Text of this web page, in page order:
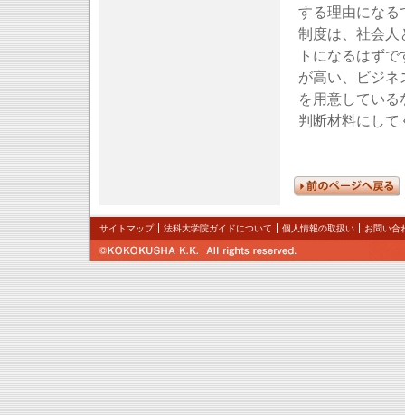
する理由になる
制度は、社会人
トになるはず
が高い、ビジ
を用意してい
判断材料にして
サイトマップ 法科大学院ガイドについて 個人情報の取扱い お問い合